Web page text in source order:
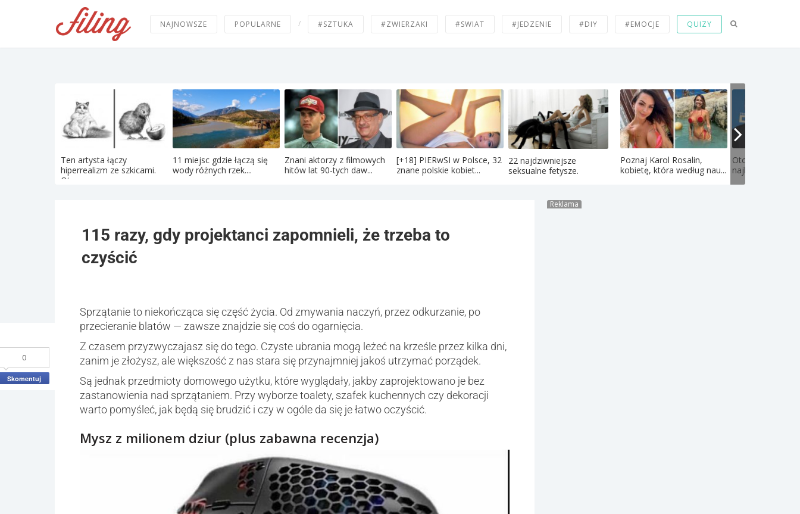
NAJNOWSZE POPULARNE / #SZTUKA #ZWIERZAKI #SWIAT #JEDZENIE #DIY #EMOCJE QUIZY
Ten artysta łączy
hiperrealizm ze szkicami.
Oto...
11 miejsc gdzie łączą się
wody różnych rzek....
Znani aktorzy z filmowych
hitów lat 90-tych daw...
[+18] PIERwSI w Polsce, 32
znane polskie kobiet...
22 najdziwniejsze
seksualne fetysze.
Poznaj Karol Rosalin,
kobietę, która według nau...
Oto jak
najbardziej
115 razy, gdy projektanci zapomnieli, że trzeba to
czyścić
0
Skomentuj
Sprzątanie to niekończąca się część życia. Od zmywania naczyń, przez odkurzanie, po
przecieranie blatów — zawsze znajdzie się coś do ogarnięcia.
Z czasem przyzwyczajasz się do tego. Czyste ubrania mogą leżeć na krześle przez kilka dni,
zanim je złożysz, ale większość z nas stara się przynajmniej jakoś utrzymać porządek.
Są jednak przedmioty domowego użytku, które wyglądały, jakby zaprojektowano je bez
zastanowienia nad sprzątaniem. Przy wyborze toalety, szafek kuchennych czy dekoracji
warto pomyśleć, jak będą się brudzić i czy w ogóle da się je łatwo oczyścić.
Mysz z milionem dziur (plus zabawna recenzja)
Reklama